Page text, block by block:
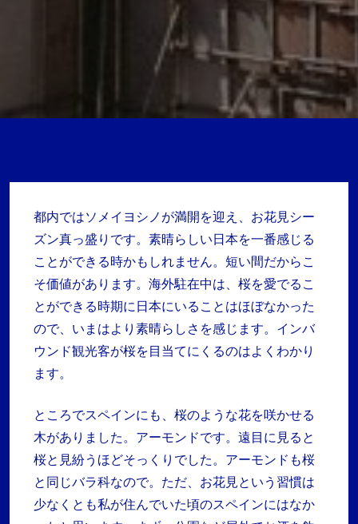
都内ではソメイヨシノが満開を迎え、お花見シー
ズン真っ盛りです。素晴らしい日本を一番感じる
ことができる時かもしれません。短い間だからこ
そ価値があります。海外駐在中は、桜を愛でるこ
とができる時期に日本にいることはほぼなかった
ので、いまはより素晴らしさを感じます。インバ
ウンド観光客が桜を目当てにくるのはよくわかり
ます。
ところでスペインにも、桜のような花を咲かせる
木がありました。アーモンドです。遠目に見ると
桜と見紛うほどそっくりでした。アーモンドも桜
と同じバラ科なので。ただ、お花見という習慣は
少なくとも私が住んでいた頃のスペインにはなか